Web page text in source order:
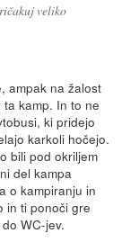
veliko
ampak na žalost
kamp. In to ne
ki pridejo
karkoli hočejo.
bili pod okriljem
del kampa
o kampiranju in
in ti ponoči gre
WC-jev.